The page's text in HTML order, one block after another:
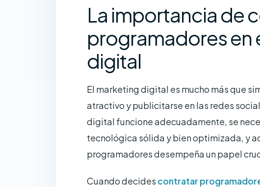
La importancia de
programadores en
digital
El marketing digital es mucho más que
atractivo y publicitarse en las redes
digital funcione adecuadamente, se
tecnológica sólida y bien optimizada, y
programadores desempeña un papel
Cuando decides contratar